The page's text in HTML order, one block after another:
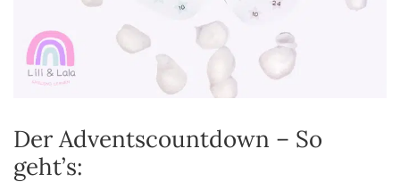
Der Adventscountdown – So
geht’s: